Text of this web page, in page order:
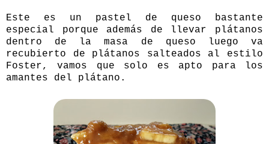
Este es un pastel de queso bastante
especial porque además de llevar plátanos
dentro de la masa de queso luego va
recubierto de plátanos salteados al estilo
Foster, vamos que solo es apto para los
amantes del plátano.